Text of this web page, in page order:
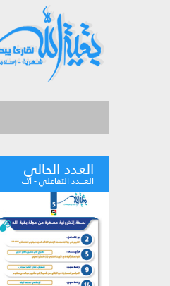
العدد الحالي
العـــدد التفاعلي - آب